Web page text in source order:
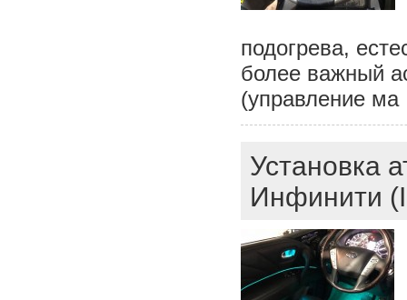
подогрева,
более важный
(управление ма
Установка
Инфинити